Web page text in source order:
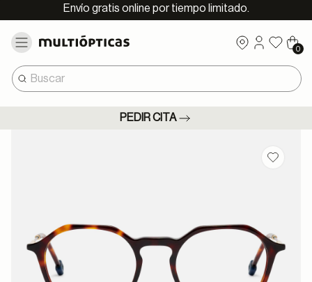
Envío gratis online por tiempo limitado.
0
PEDIR CITA